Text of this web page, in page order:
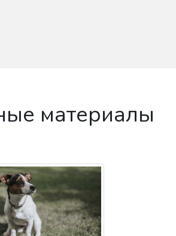
материалы